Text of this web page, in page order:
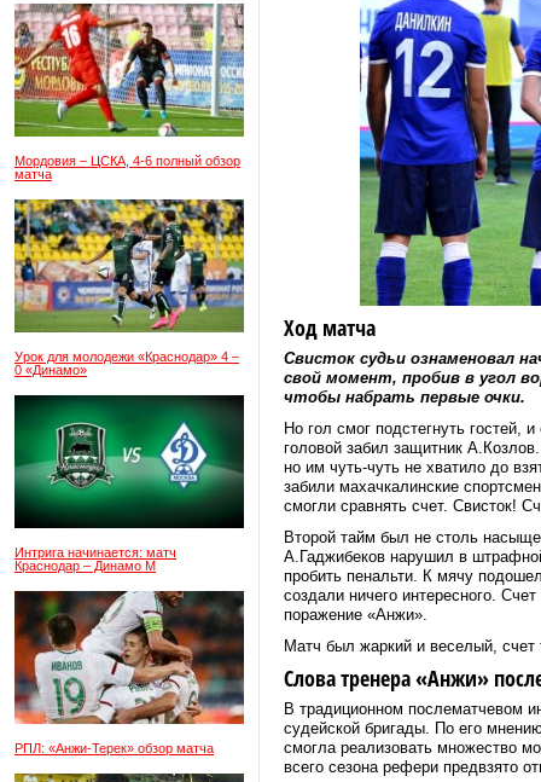
Мордовия – ЦСКА, 4-6 полный обзор
матча
Урок для молодежи «Краснодар» 4 –
0 «Динамо»
Интрига начинается: матч
Краснодар – Динамо М
РПЛ: «Анжи-Терек» обзор матча
Ход матча
Свисток судьи ознаменовал
свой момент, пробив в угол
чтобы набрать первые очки.
Но гол смог подстегнуть гостей,
головой забил защитник
но им чуть-чуть не хватило до
забили махачкалинские
смогли сравнять счет. Свисток!
Второй тайм был не столь
А.Гаджибеков нарушил в
пробить пенальти. К мячу
создали ничего интересного.
поражение «Анжи».
Матч был жаркий и веселый,
Слова тренера «Анжи»
В традиционном послематчевом
судейской бригады. По его
смогла реализовать множество
всего сезона рефери предвзято